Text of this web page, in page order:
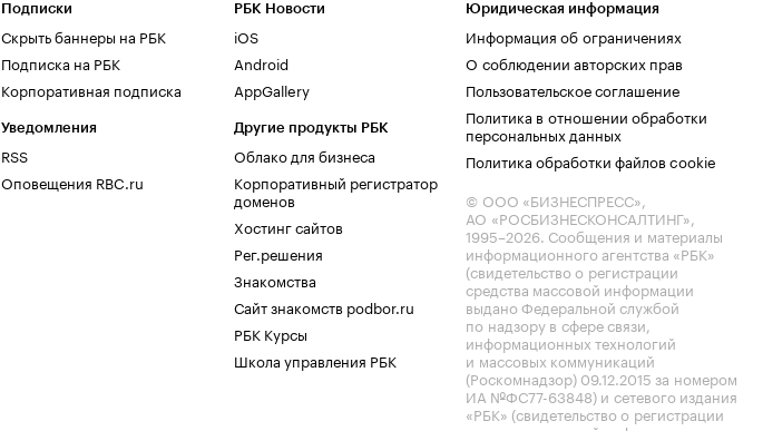
Подписки
Скрыть баннеры на РБК
Подписка на РБК
Корпоративная подписка
Уведомления
RSS
Оповещения RBC.ru
РБК Новости
iOS
Android
AppGallery
Другие продукты РБК
Облако для бизнеса
Корпоративный регистратор
доменов
Хостинг сайтов
Рег.решения
Знакомства
Сайт знакомств podbor.ru
РБК Курсы
Школа управления РБК
Юридическая информация
Информация об ограничениях
О соблюдении авторских прав
Пользовательское соглашение
Политика в отношении обработки
персональных данных
Политика обработки файлов cookie
© ООО «БИЗНЕСПРЕСС»,
АО «РОСБИЗНЕСКОНСАЛТИНГ»,
1995–2026. Сообщения и материалы
информационного агентства «РБК»
(свидетельство о регистрации
средства массовой информации
выдано Федеральной службой
по надзору в сфере связи,
информационных технологий
и массовых коммуникаций
(Роскомнадзор) 09.12.2015 за номером
ИА №ФС77-63848) и сетевого издания
«РБК» (свидетельство о регистрации